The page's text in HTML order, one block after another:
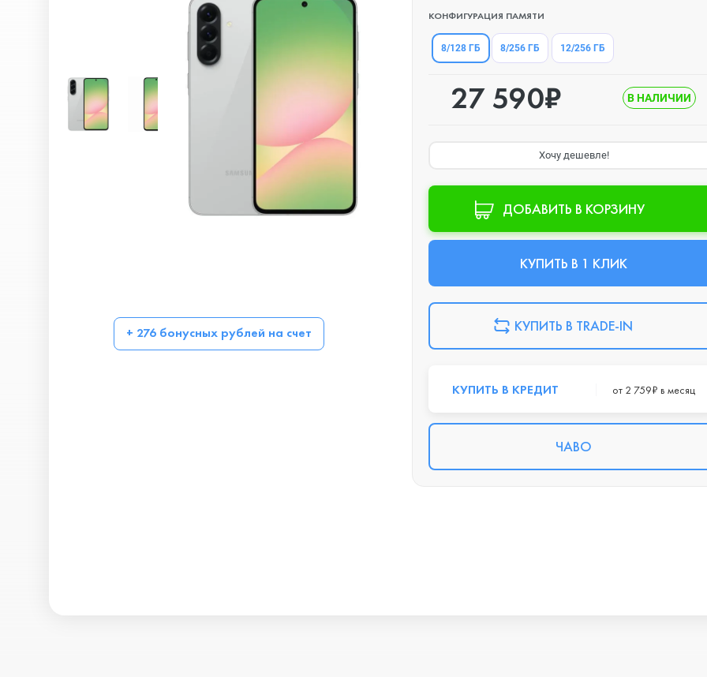
+ 276 бонусных рублей на счет
КОНФИГУРАЦИЯ ПАМЯТИ
8/128 ГБ 8/256 ГБ 12/256 ГБ
27 590₽ В НАЛИЧИИ
Хочу дешевле!
ДОБАВИТЬ В КОРЗИНУ
КУПИТЬ В 1 КЛИК
КУПИТЬ В TRADE-IN
КУПИТЬ В КРЕДИТ от 2 759₽ в месяц
ЧАВО